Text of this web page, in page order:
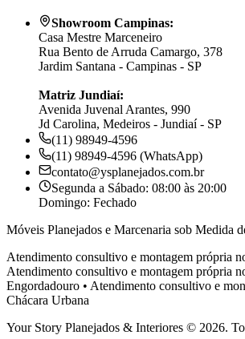
Showroom Campinas:
Casa Mestre Marceneiro
Rua Bento de Arruda Camargo, 378
Jardim Santana - Campinas - SP
Matriz Jundiaí:
Avenida Juvenal Arantes, 990
Jd Carolina, Medeiros - Jundiaí - SP
(11) 98949-4596
(11) 98949-4596 (WhatsApp)
contato@ysplanejados.com.br
Segunda a Sábado: 08:00 às 20:00
Domingo: Fechado
Móveis Planejados e Marcenaria sob Medida
Atendimento consultivo e montagem própria
Atendimento consultivo e montagem própria
Engordadouro • Atendimento consultivo e
Chácara Urbana
Your Story Planejados & Interiores © 2026.